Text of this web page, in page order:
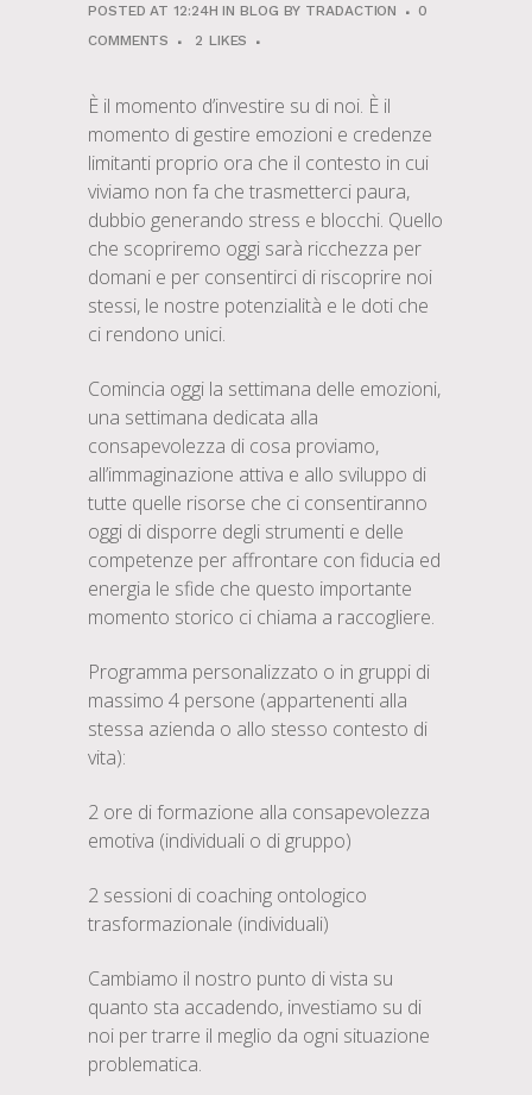
POSTED AT 12:24H INBLOG BY TRADACTION
0
COMMENTS
2 LIKES
È il momento d’investire su di noi. È il
momento di gestire emozioni e credenze
limitanti proprio ora che il contesto in cui
viviamo non fa che trasmetterci paura,
dubbio generando stress e blocchi. Quello
che scopriremo oggi sarà ricchezza per
domani e per consentirci di riscoprire noi
stessi, le nostre potenzialità e le doti che
ci rendono unici.
Comincia oggi la settimana delle emozioni,
una settimana dedicata alla
consapevolezza di cosa proviamo,
all’immaginazione attiva e allo sviluppo di
tutte quelle risorse che ci consentiranno
oggi di disporre degli strumenti e delle
competenze per affrontare con fiducia ed
energia le sfide che questo importante
momento storico ci chiama a raccogliere.
Programma personalizzato o in gruppi di
massimo 4 persone (appartenenti alla
stessa azienda o allo stesso contesto di
vita):
2 ore di formazione alla consapevolezza
emotiva (individuali o di gruppo)
2 sessioni di coaching ontologico
trasformazionale (individuali)
Cambiamo il nostro punto di vista su
quanto sta accadendo, investiamo su di
noi per trarre il meglio da ogni situazione
problematica.